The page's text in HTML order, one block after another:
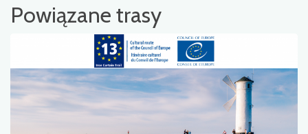
Powiązane trasy